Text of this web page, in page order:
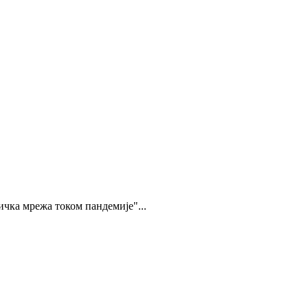
мрежа током пандемије"...